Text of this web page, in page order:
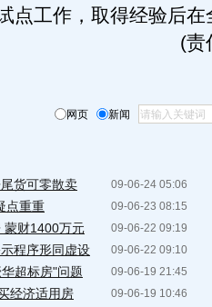
点工作，取得经验后在
(责
网页 新闻
09-06-24 05:06
货可零散卖
09-06-23 08:15
点重重
09-06-22 09:19
蒙财1400万元
09-06-22 09:10
程序形同虚设
09-06-19 21:45
超标房"问题
09-06-19 10:46
经济适用房